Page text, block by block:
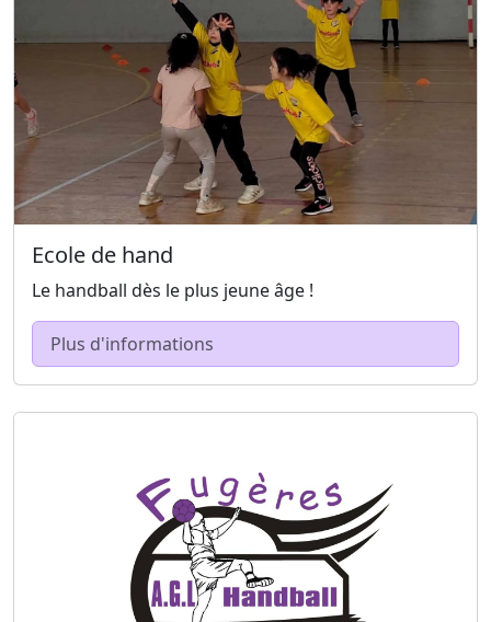
Ecole de hand
Le handball dès le plus jeune âge !
Plus d'informations